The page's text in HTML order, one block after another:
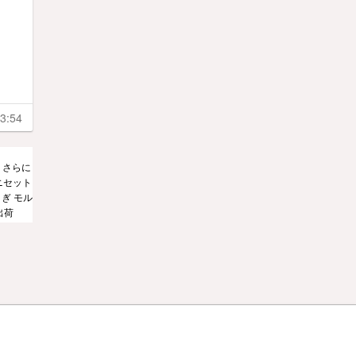
らに
ット
モル
荷